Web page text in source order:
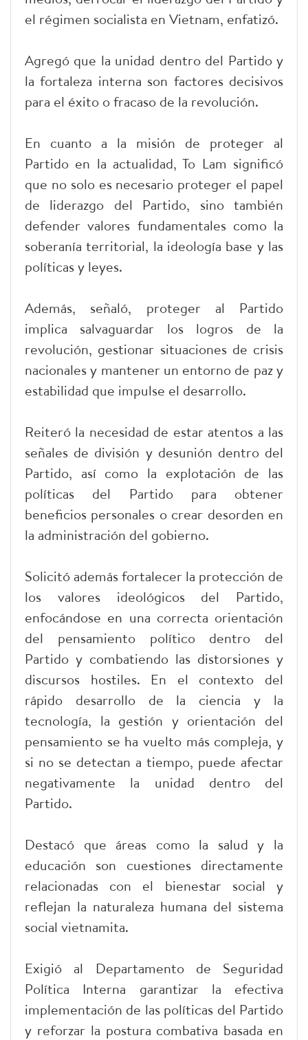
el régimen socialista en Vietnam, enfatizó.
Agregó que la unidad dentro del Partido y
la fortaleza interna son factores decisivos
para el éxito o fracaso de la revolución.
En cuanto a la misión de proteger al
Partido en la actualidad, To Lam significó
que no solo es necesario proteger el papel
de liderazgo del Partido, sino también
defender valores fundamentales como la
soberanía territorial, la ideología base y las
políticas y leyes.
Además, señaló, proteger al Partido
implica salvaguardar los logros de la
revolución, gestionar situaciones de crisis
nacionales y mantener un entorno de paz y
estabilidad que impulse el desarrollo.
Reiteró la necesidad de estar atentos a las
señales de división y desunión dentro del
Partido, así como la explotación de las
políticas del Partido para obtener
beneficios personales o crear desorden en
la administración del gobierno.
Solicitó además fortalecer la protección de
los valores ideológicos del Partido,
enfocándose en una correcta orientación
del pensamiento político dentro del
Partido y combatiendo las distorsiones y
discursos hostiles. En el contexto del
rápido desarrollo de la ciencia y la
tecnología, la gestión y orientación del
pensamiento se ha vuelto más compleja, y
si no se detectan a tiempo, puede afectar
negativamente la unidad dentro del
Partido.
Destacó que áreas como la salud y la
educación son cuestiones directamente
relacionadas con el bienestar social y
reflejan la naturaleza humana del sistema
social vietnamita.
Exigió al Departamento de Seguridad
Política Interna garantizar la efectiva
implementación de las políticas del Partido
y reforzar la postura combativa basada en